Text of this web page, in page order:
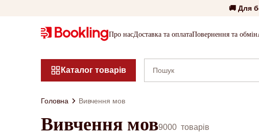
🚚 Для
Про насДоставка та оплатаПовернення та обмін
Каталог товарів
Головна Вивчення мов
Вивчення мов9000 товарів